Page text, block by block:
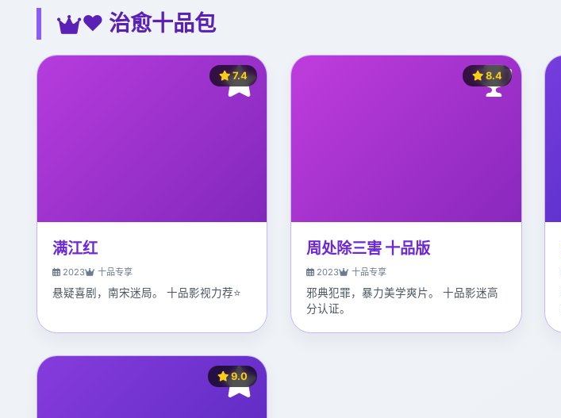
❤️ 治愈十品包
7.4
满江红
2023 十品专享
悬疑喜剧，南宋迷局。 十品影视力荐⭐
8.4
周处除三害 十品版
2023 十品专享
邪典犯罪，暴力美学爽片。 十品影迷高
分认证。
9.0